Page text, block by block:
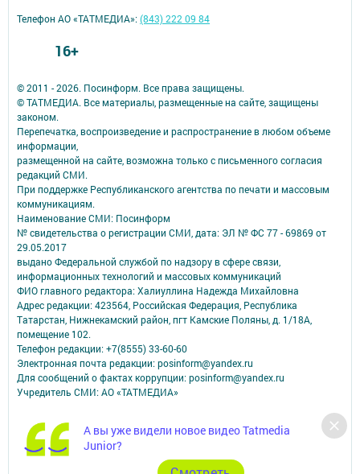
А вы уже видели новое видео Tatmedia
Junior?
© 2011 - 2026. Посинформ. Все права защищены.
© ТАТМЕДИА. Все материалы, размещенные на сайте, защищены
законом.
Перепечатка, воспроизведение и распространение в любом объеме
информации,
размещенной на сайте, возможна только с письменного согласия
редакций СМИ.
При поддержке Республиканского агентства по печати и массовым
коммуникациям.
Наименование СМИ: Посинформ
№ свидетельства о регистрации СМИ, дата: ЭЛ № ФС 77 - 69869 от
29.05.2017
выдано Федеральной службой по надзору в сфере связи,
информационных технологий и массовых коммуникаций
ФИО главного редактора: Халиуллина Надежда Михайловна
Адрес редакции: 423564, Российская Федерация, Республика
Татарстан, Нижнекамский район, пгт Камские Поляны, д. 1/18А,
помещение 102.
Телефон редакции: +7(8555) 33-60-60
Электронная почта редакции: posinform@yandex.ru
Для сообщений о фактах коррупции: posinform@yandex.ru
Учредитель СМИ: АО «ТАТМЕДИА»
Антикоррупционная политика
АО «ТАТМЕДИА» использует «cookie»для персонализации сервисов и
удобства пользователей сайтом.
Использование «cookie» можно отменить в настройках браузера.
Телефон АО «ТАТМЕДИА»:(843) 222 09 84
16+